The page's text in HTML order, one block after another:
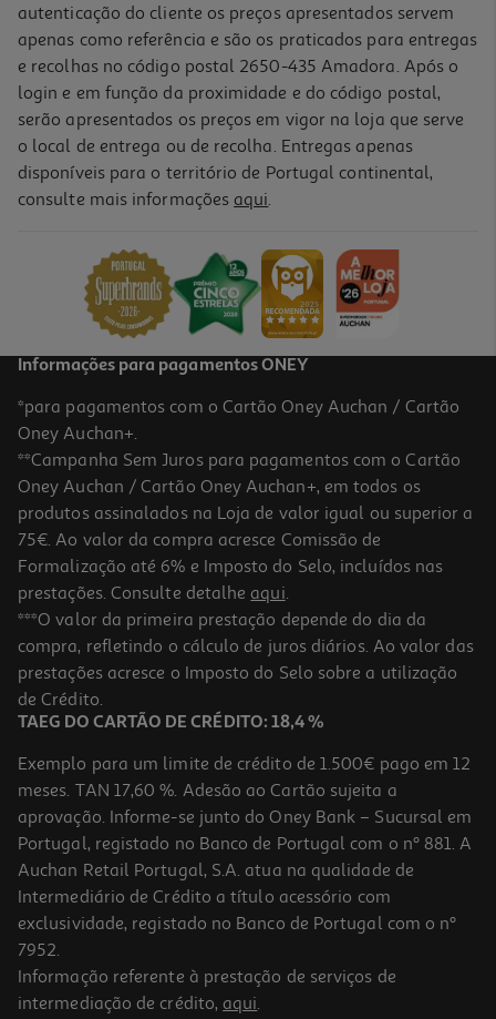
Smartphone Robusto Ulefone Armor X16 Sand Dune 6gb/128gb
203,24 €
Smartphone Robusto Ulefone Armor X16 Shadow Grey 6/128gb
203.24 €/un
203,24 €
Smartphone Robusto Rugone Xever 7 Black
autenticação do cliente os preços apresentados servem
apenas como referência e são os praticados para entregas
e recolhas no código postal 2650-435 Amadora. Após o
login e em função da proximidade e do código postal,
serão apresentados os preços em vigor na loja que serve
o local de entrega ou de recolha. Entregas apenas
disponíveis para o território de Portugal continental,
consulte mais informações aqui.
Informações para pagamentos ONEY
*para pagamentos com o Cartão Oney Auchan / Cartão
Oney Auchan+.
**Campanha Sem Juros para pagamentos com o Cartão
Oney Auchan / Cartão Oney Auchan+, em todos os
produtos assinalados na Loja de valor igual ou superior a
75€. Ao valor da compra acresce Comissão de
Formalização até 6% e Imposto do Selo, incluídos nas
prestações. Consulte detalhe aqui.
***O valor da primeira prestação depende do dia da
compra, refletindo o cálculo de juros diários. Ao valor das
prestações acresce o Imposto do Selo sobre a utilização
de Crédito.
TAEG DO CARTÃO DE CRÉDITO: 18,4 %
Exemplo para um limite de crédito de 1.500€ pago em 12
meses. TAN 17,60 %. Adesão ao Cartão sujeita a
aprovação. Informe-se junto do Oney Bank – Sucursal em
Portugal, registado no Banco de Portugal com o nº 881. A
Auchan Retail Portugal, S.A. atua na qualidade de
Intermediário de Crédito a título acessório com
exclusividade, registado no Banco de Portugal com o nº
7952.
Informação referente à prestação de serviços de
intermediação de crédito, aqui.